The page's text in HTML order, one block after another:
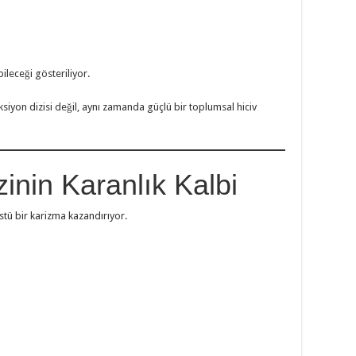
gösteriliyor.
dizisi değil, aynı zamanda güçlü bir toplumsal hiciv
Karanlık Kalbi
bir karizma kazandırıyor.